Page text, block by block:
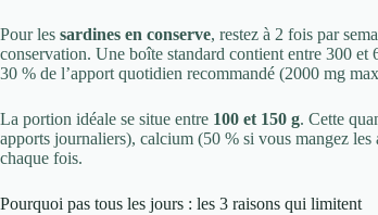
Pour les sardines en conserve, restez à 2 fois par
conservation. Une boîte standard contient entre 300 et
30 % de l’apport quotidien recommandé (2000 mg
La portion idéale se situe entre 100 et 150 g. Cette
apports journaliers), calcium (50 % si vous mangez
chaque fois.
Pourquoi pas tous les jours : les 3 raisons qui limitent